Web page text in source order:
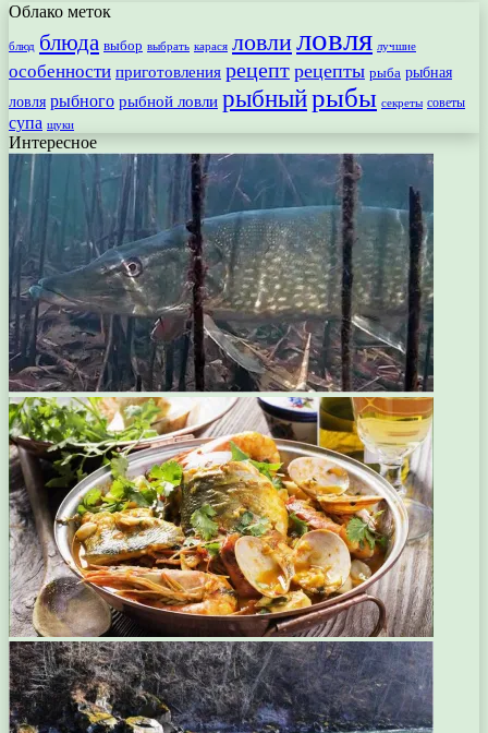
Облако меток
блюд блюда выбор выбрать карася ловлиловля лучшие
особенности приготовления рецепт рецепты рыба рыбная
ловля рыбного рыбной ловли рыбныйрыбы секреты советы
супа щуки
Интересное